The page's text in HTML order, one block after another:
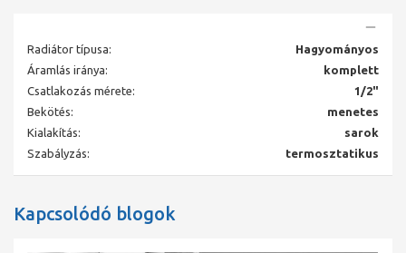
Radiátor típusa:
Hagyományos
Áramlás iránya:
komplett
Csatlakozás mérete:
1/2"
Bekötés:
menetes
Kialakítás:
sarok
Szabályzás:
termosztatikus
Kapcsolódó blogok